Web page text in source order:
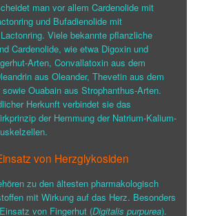
man vor allem Cardenolide mit
und Bufadienolide mit
Viele bekannte pflanzliche
Cardenolide, wie etwa Digoxin und
Arten, Convallatoxin aus dem
aus Oleander, Thevetin aus dem
Ouabain aus Strophanthus-Arten.
Herkunft verbindet sie das
der Hemmung der Natrium-Kalium-
von Herzglykosiden
zu den ältesten pharmakologisch
mit Wirkung auf das Herz. Besonders
von Fingerhut (Digitalis purpurea).